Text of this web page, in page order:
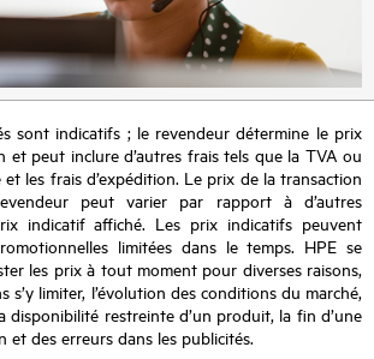
sont indicatifs ; le revendeur détermine le prix
et peut inclure d’autres frais tels que la TVA ou
les frais d’expédition. Le prix de la transaction
peut varier par rapport à d’autres
indicatif affiché. Les prix indicatifs peuvent
limitées dans le temps. HPE se
les prix à tout moment pour diverses raisons,
s’y limiter, l’évolution des conditions du marché,
disponibilité restreinte d’un produit, la fin d’une
et des erreurs dans les publicités.